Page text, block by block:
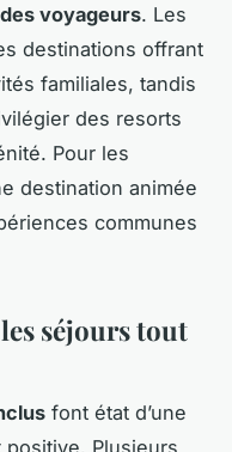
voyageurs. Les
destinations offrant
familiales, tandis
des resorts
Pour les
destination animée
communes
séjours tout
font état d’une
Plusieurs